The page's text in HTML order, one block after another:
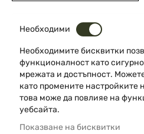
галерията
изображенията
Необходими
Необходимите бисквитки
функционалност като
мрежата и достъпност.
като промените настройките
това може да повлияе на
уебсайта.
Показване на бисквитки